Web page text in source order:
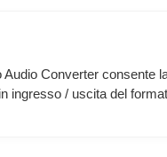
Audio Converter consente
ingresso / uscita del